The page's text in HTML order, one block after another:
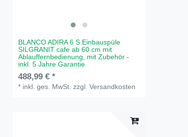
BLANCO ADIRA 6 S Einbauspüle
SILGRANIT cafe ab 60 cm mit
Ablauffernbedienung, mit Zubehör -
inkl. 5 Jahre Garantie
488,99 € *
* inkl. ges. MwSt. zzgl.Versandkosten